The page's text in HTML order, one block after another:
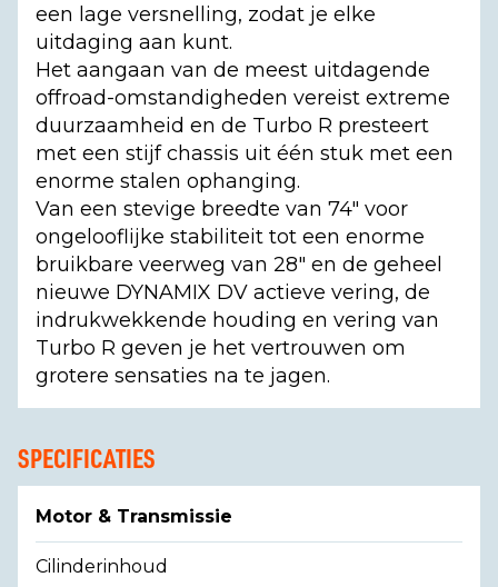
een lage versnelling, zodat je elke
uitdaging aan kunt.
Het aangaan van de meest uitdagende
offroad-omstandigheden vereist extreme
duurzaamheid en de Turbo R presteert
met een stijf chassis uit één stuk met een
enorme stalen ophanging.
Van een stevige breedte van 74" voor
ongelooflijke stabiliteit tot een enorme
bruikbare veerweg van 28" en de geheel
nieuwe DYNAMIX DV actieve vering, de
indrukwekkende houding en vering van
Turbo R geven je het vertrouwen om
grotere sensaties na te jagen.
SPECIFICATIES
Motor & Transmissie
Cilinderinhoud